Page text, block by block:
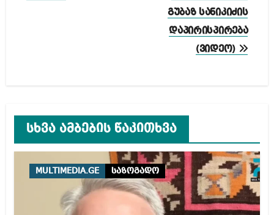
გუბაზ სანიკიძის
დაპირისპირება
(ვიდეო)
სხვა ამბების წაკითხვა
MULTIMEDIA.GE საზოგადო